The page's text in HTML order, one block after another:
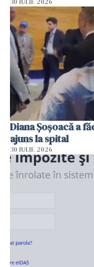
Diana Șoșoacă a
ajuns la spital
30 IULIE 2026